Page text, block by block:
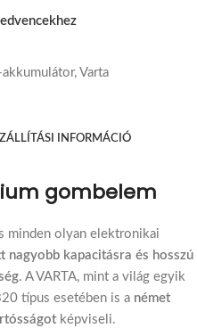
akkumulátor, Varta
INFORMÁCIÓ
gombelem
minden olyan elektronikai
nagyobb kapacitásra és hosszú
. A VARTA, mint a világ egyik
típus esetében is a német
képviseli.